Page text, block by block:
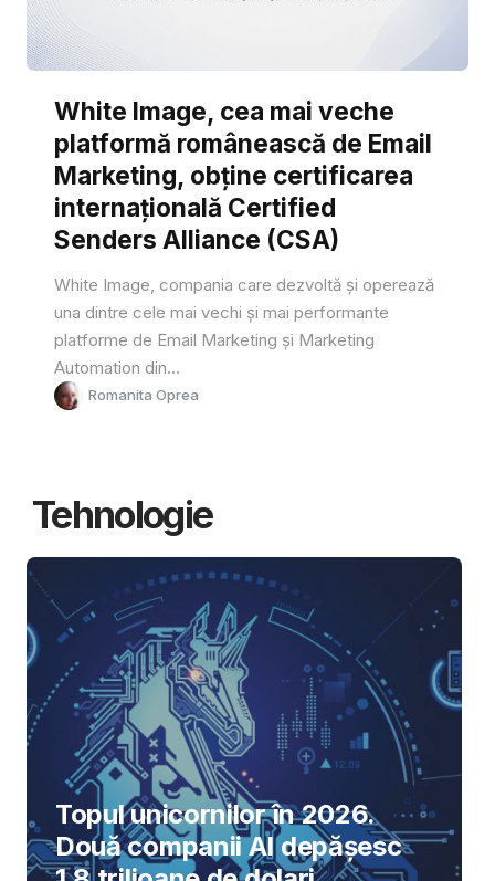
White Image, cea mai veche
platformă românească de Email
Marketing, obține certificarea
internațională Certified
Senders Alliance (CSA)
White Image, compania care dezvoltă și operează
una dintre cele mai vechi și mai performante
platforme de Email Marketing și Marketing
Automation din...
Romanita Oprea
Tehnologie
Topul unicornilor în 2026.
Două companii AI depășesc